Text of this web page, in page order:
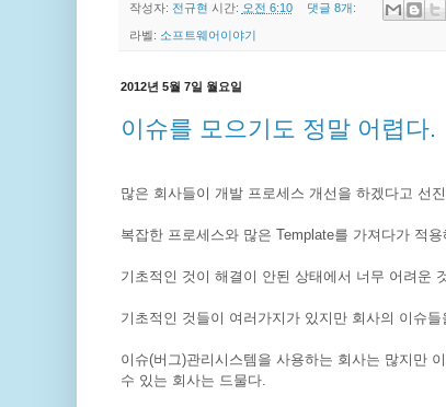
작성자: 전규현 시간: 오전 6:10 댓글 8개:
라벨: 소프트웨어이야기
2012년 5월 7일 월요일
이슈를 모으기도 정말 어렵다.
많은 회사들이 개발 프로세스 개선을 하겠다고 선
복잡한 프로세스와 많은 Template를 가져다가 적
기초적인 것이 해결이 안된 상태에서 너무 어려운
기초적인 것들이 여러가지가 있지만 회사의 이슈
이슈(버그)관리시스템을 사용하는 회사는 많지만
수 있는 회사는 드물다.